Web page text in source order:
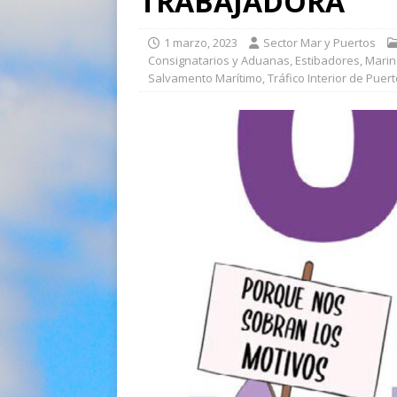
1 marzo, 2023 Sector Mar y Puertos
Consignatarios y Aduanas, Estibadores,
Salvamento Marítimo,Tráfico Interior de